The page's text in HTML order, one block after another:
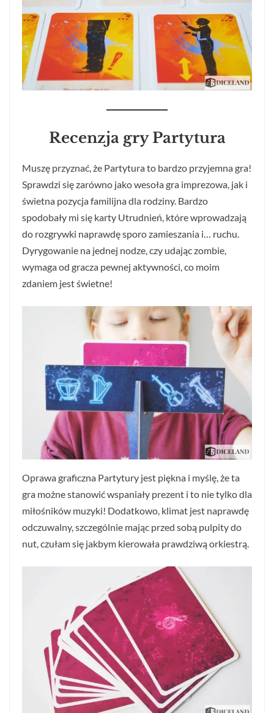
Recenzja gry Partytura
Muszę przyznać, że Partytura to bardzo przyjemna gra!
Sprawdzi się zarówno jako wesoła gra imprezowa, jak i
świetna pozycja familijna dla rodziny. Bardzo
spodobały mi się karty Utrudnień, które wprowadzają
do rozgrywki naprawdę sporo zamieszania i… ruchu.
Dyrygowanie na jednej nodze, czy udając zombie,
wymaga od gracza pewnej aktywności, co moim
zdaniem jest świetne!
Oprawa graficzna Partytury jest piękna i myślę, że ta
gra możne stanowić wspaniały prezent i to nie tylko dla
miłośników muzyki! Dodatkowo, klimat jest naprawdę
odczuwalny, szczególnie mając przed sobą pulpity do
nut, czułam się jakbym kierowała prawdziwą orkiestrą.